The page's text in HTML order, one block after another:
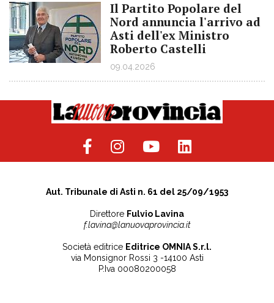
Il Partito Popolare del
Nord annuncia l'arrivo ad
Asti dell'ex Ministro
Roberto Castelli
09.04.2026
Aut. Tribunale di Asti n. 61 del 25/09/1953
Direttore Fulvio Lavina
f.lavina@lanuovaprovincia.it
Società editrice Editrice OMNIA S.r.l.
via Monsignor Rossi 3 -14100 Asti
P.Iva 00080200058